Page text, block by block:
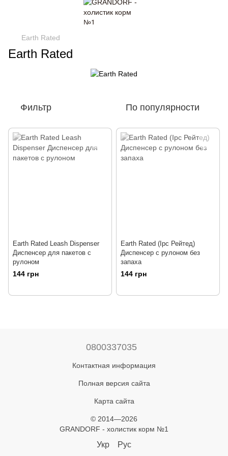
Earth Rated
Earth Rated
Фильтр По популярности
Earth Rated Leash Dispenser
Диспенсер для пакетов с
рулоном
144 грн
Earth Rated (Ірс Рейтед)
Диспенсер с рулоном без
запаха
144 грн
0800337035
Контактная информация
Полная версия сайта
Карта сайта
© 2014—2026
GRANDORF - холистик корм №1
Укр Рус